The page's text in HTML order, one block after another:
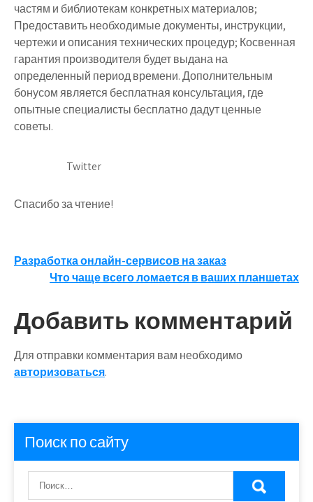
частям и библиотекам конкретных материалов;
Предоставить необходимые документы, инструкции,
чертежи и описания технических процедур; Косвенная
гарантия производителя будет выдана на
определенный период времени. Дополнительным
бонусом является бесплатная консультация, где
опытные специалисты бесплатно дадут ценные
советы.
Twitter
Спасибо за чтение!
Навигация
записям
Разработка онлайн-сервисов на заказ
Что чаще всего ломается в ваших планшетах
Добавить комментарий
Для отправки комментария вам необходимо
авторизоваться.
Поиск по сайту